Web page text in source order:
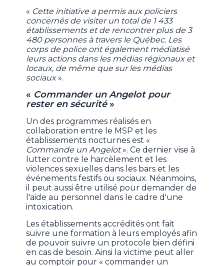
« Cette initiative a permis aux policiers
concernés de visiter un total de 1 433
établissements et de rencontrer plus de 3
480 personnes à travers le Québec. Les
corps de police ont également médiatisé
leurs actions dans les médias régionaux et
locaux, de même que sur les médias
sociaux».
« Commander un Angelot pour
rester en sécurité»
Un des programmes réalisés en
collaboration entre le MSP et les
établissements nocturnes est «
Commande un Angelot». Ce dernier vise à
lutter contre le harcèlement et les
violences sexuelles dans les bars et les
événements festifs ou sociaux. Néanmoins,
il peut aussi être utilisé pour demander de
l'aide au personnel dans le cadre d'une
intoxication.
Les établissements accrédités ont fait
suivre une formation à leurs employés afin
de pouvoir suivre un protocole bien défini
en cas de besoin. Ainsi la victime peut aller
au comptoir pour « commander un